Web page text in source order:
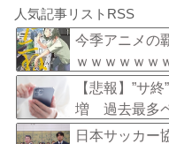
人気記事リストRSS
今季アニメの
ｗｗｗｗｗｗ
【悲報】”サ
増 過去最多
金」過去の時
日本サッカー